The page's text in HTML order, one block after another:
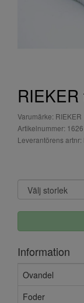
Varumärke: RIEKER
Artikelnummer:
Leverantörens artnr:
Information
Ovandel
Foder